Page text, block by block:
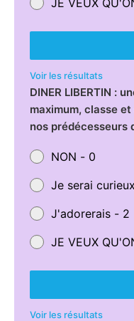
Voir les résultats
DINER LIBERTIN :
maximum, classe
nos prédécesseurs
NON - 0
Je serai
J'adorerais - 2
JE VEUX
Voir les résultats